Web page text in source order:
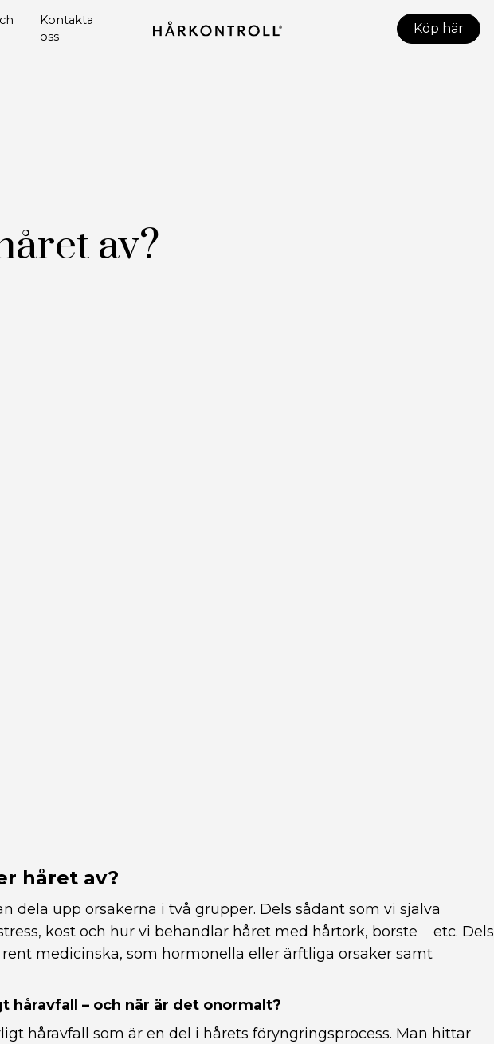
Kontakta
oss
Köp här
av?
håret av?
dela upp orsakerna i två grupper. Dels sådant som vi själva
stress, kost och hur vi behandlar håret med hårtork, borste etc. Dels
medicinska, som hormonella eller ärftliga orsaker samt
håravfall – och när är det onormalt?
håravfall som är en del i hårets föryngringsprocess. Man hittar